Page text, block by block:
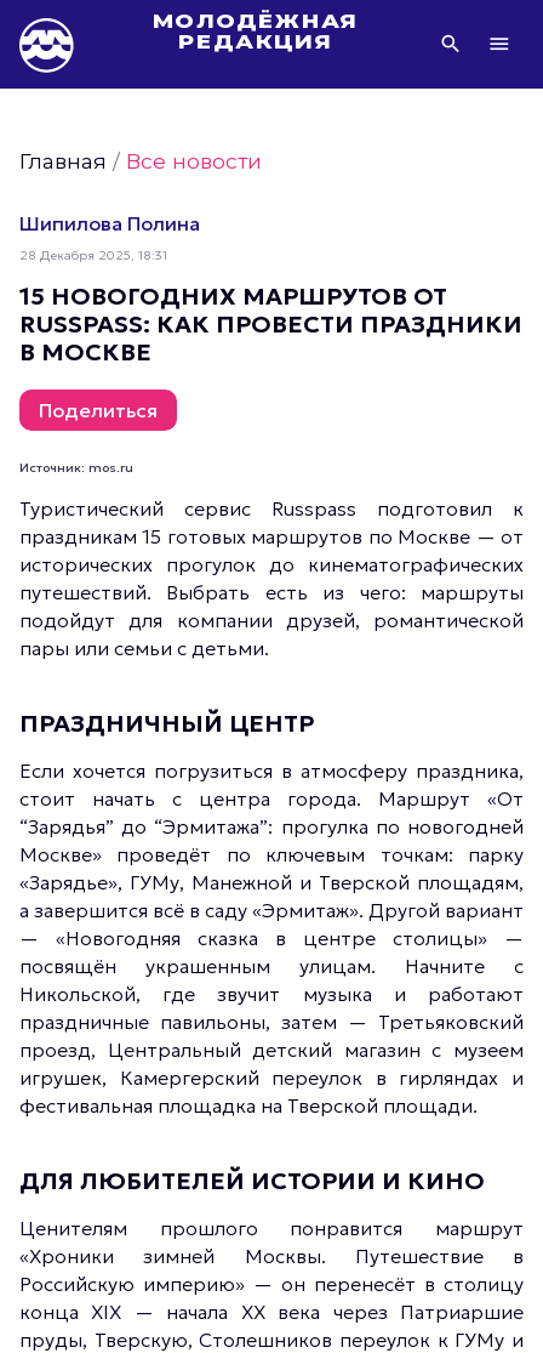
МОЛОДЁЖНАЯ
РЕДАКЦИЯ
Фото Молодёжи Москвы
Фотогалереи Молодёжи Москвы
Статьи Молодёжи Москвы
Молодёжь Москвы культурная
Молодёжь Москвы спортивная
Молодёжь Москвы в движении
Молодёжь Москвы здоровая
Молодёжь Москвы профессиональная
Молодёжь Москвы туристическая
Все новости
Главная /Все новости
Шипилова Полина
28 Декабря 2025, 18:31
15 НОВОГОДНИХ МАРШРУТОВ ОТ
RUSSPASS: КАК ПРОВЕСТИ ПРАЗДНИКИ
В МОСКВЕ
Поделиться
Источник: mos.ru
Туристический сервис Russpass подготовил к
праздникам 15 готовых маршрутов по Москве — от
исторических прогулок до кинематографических
путешествий. Выбрать есть из чего: маршруты
подойдут для компании друзей, романтической
пары или семьи с детьми.
ПРАЗДНИЧНЫЙ ЦЕНТР
Если хочется погрузиться в атмосферу праздника,
стоит начать с центра города. Маршрут «От
“Зарядья” до “Эрмитажа”: прогулка по новогодней
Москве» проведёт по ключевым точкам: парку
«Зарядье», ГУМу, Манежной и Тверской площадям,
а завершится всё в саду «Эрмитаж». Другой вариант
— «Новогодняя сказка в центре столицы» —
посвящён украшенным улицам. Начните с
Никольской, где звучит музыка и работают
праздничные павильоны, затем — Третьяковский
проезд, Центральный детский магазин с музеем
игрушек, Камергерский переулок в гирляндах и
фестивальная площадка на Тверской площади.
ДЛЯ ЛЮБИТЕЛЕЙ ИСТОРИИ И КИНО
Ценителям прошлого понравится маршрут
«Хроники зимней Москвы. Путешествие в
Российскую империю» — он перенесёт в столицу
конца XIX — начала XX века через Патриаршие
пруды, Тверскую, Столешников переулок к ГУМу и